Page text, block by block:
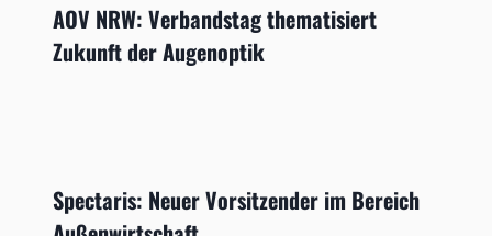
AOV NRW: Verbandstag thematisiert
Zukunft der Augenoptik
Spectaris: Neuer Vorsitzender im Bereich